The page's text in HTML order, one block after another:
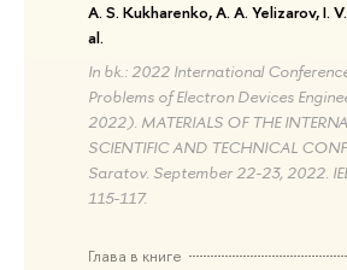
A. S. Kukharenko, A. A. Yelizarov, I.
al.
In bk.: 2022 International
Problems of Electron Devices
2022). MATERIALS OF THE
SCIENTIFIC AND TECHNICAL
Saratov. September 22-23, 2022.
115-117.
Глава в книге